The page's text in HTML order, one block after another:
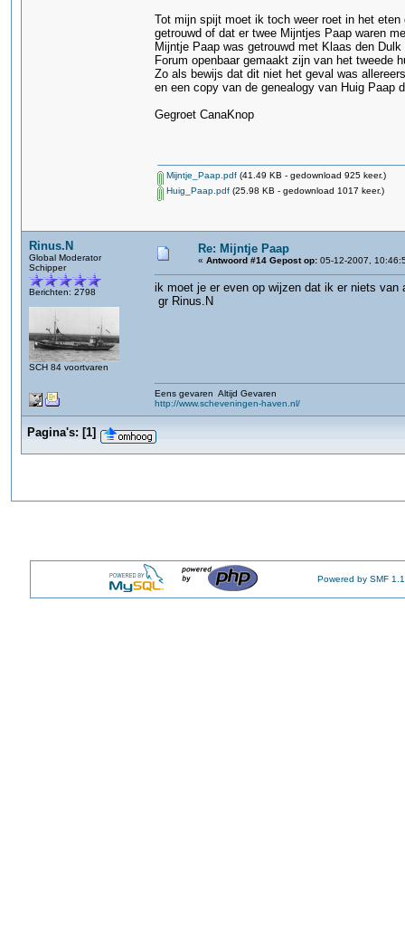
Tot mijn spijt moet ik toch weer roet in het
getrouwd of dat er twee Mijntjes Paap waren
Mijntje Paap was getrouwd met Klaas den
Forum openbaar gemaakt zijn van het tweede
Zo als bewijs dat dit niet het geval was
en een copy van de genealogy van Huig Paap
Gegroet CanaKnop
Mijntje_Paap.pdf (41.49 KB - gedownload 925 keer.)
Huig_Paap.pdf (25.98 KB - gedownload 1017 keer.)
Rinus.N
Global Moderator
Schipper
Berichten: 2798
SCH 84 voortvaren
Re: Mijntje Paap
« Antwoord #14 Gepost op: 05-12-2007,
ik moet je er even op wijzen dat ik er niets van
gr Rinus.N
Eens gevaren Altijd Gevaren
http://www.scheveningen-haven.nl/
Pagina's: [1]
Powered by SMF